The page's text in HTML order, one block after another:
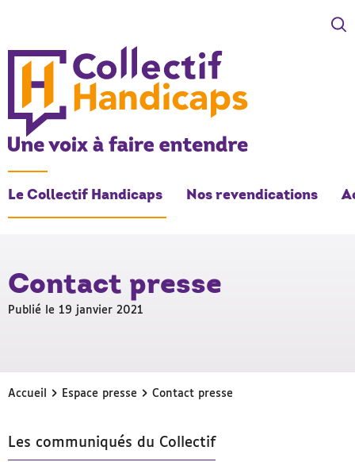
COLLECTIF HANDICAPS
Une voix à faire entendre
Le Collectif Handicaps Nos revendications
Contact presse
Publié le 19 janvier 2021
Accueil › Espace presse › Contact presse
Les communiqués du Collectif